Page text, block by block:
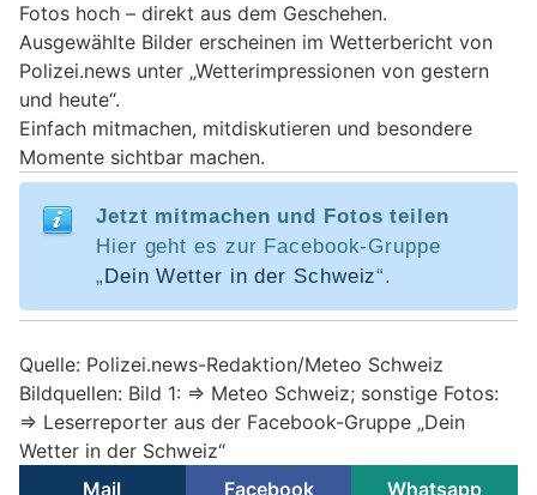
Fotos hoch – direkt aus dem Geschehen.
Ausgewählte Bilder erscheinen im Wetterbericht von
Polizei.news unter „Wetterimpressionen von gestern
und heute“.
Einfach mitmachen, mitdiskutieren und besondere
Momente sichtbar machen.
Jetzt mitmachen und Fotos teilen
Hier geht es zur Facebook-Gruppe
„Dein Wetter in der Schweiz“.
Quelle: Polizei.news-Redaktion/Meteo Schweiz
Bildquellen: Bild 1: => Meteo Schweiz; sonstige Fotos:
=> Leserreporter aus der Facebook-Gruppe „Dein
Wetter in der Schweiz“
Mail
Facebook Whatsapp